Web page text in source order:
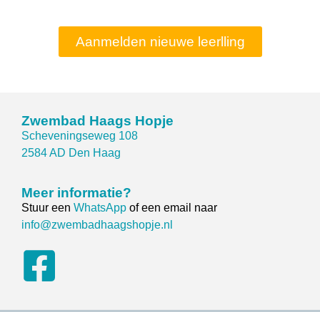
Aanmelden nieuwe leerlling
Zwembad Haags Hopje
Scheveningseweg 108
2584 AD Den Haag
Meer informatie?
Stuur een WhatsApp of een email naar
info@zwembadhaagshopje.nl